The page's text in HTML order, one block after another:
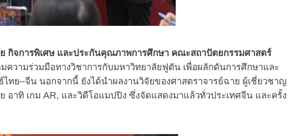
กิจการพิเศษ และประกันคุณภาพการศึกษา คณะสถาปัตยกรรมศาสตร์
ความร่วมมือทางวิชาการกับมหาวิทยาลัยฟูตัน เพื่อผลักดันการศึกษาและ
ทย–จีน นอกจากนี้ ยังได้นำผลงานวิจัยของศาสตราจารย์ฉาย ผู้เชี่ยวชาญ
าทิ เกม AR, และวิดีโอแมปปิง ซึ่งจัดแสดงมาแล้วทั่วประเทศจีน และครั้ง